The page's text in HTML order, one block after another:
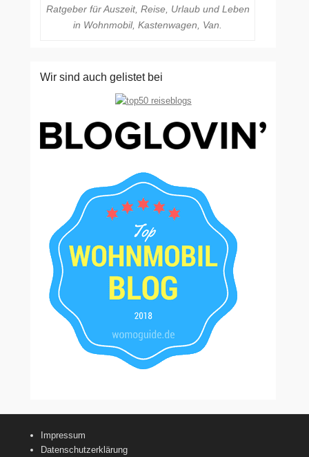
Ratgeber für Auszeit, Reise, Urlaub und Leben
in Wohnmobil, Kastenwagen, Van.
Wir sind auch gelistet bei
Impressum
Datenschutzerklärung